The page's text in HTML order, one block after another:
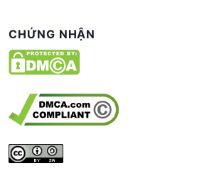
CHỨNG NHẬN